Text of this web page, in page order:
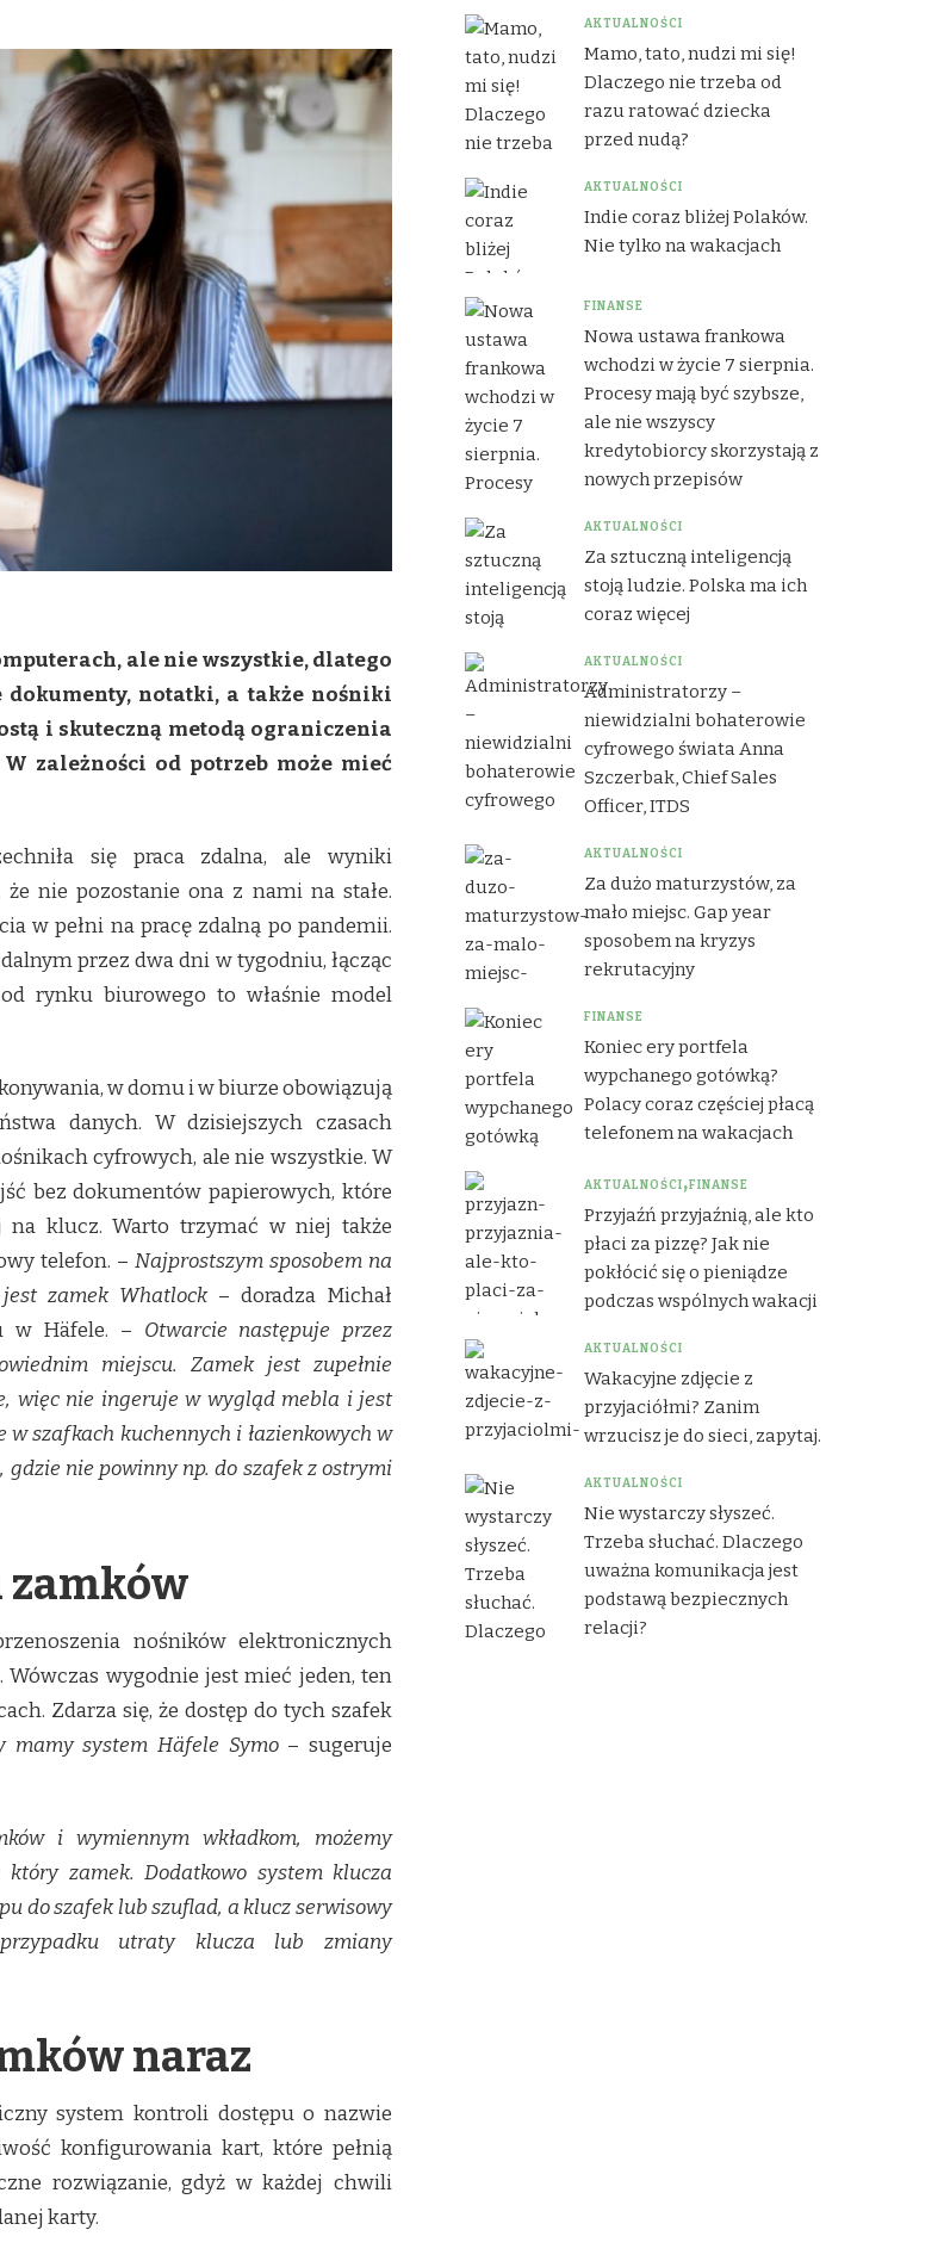
ale nie wszystkie, dlatego
notatki, a także nośniki
i skuteczną metodą ograniczenia
zależności od potrzeb może mieć
się praca zdalna, ale wyniki
nie pozostanie ona z nami na stałe.
w pełni na pracę zdalną po pandemii.
przez dwa dni w tygodniu, łącząc
rynku biurowego to właśnie model
w domu i w biurze obowiązują
danych. W dzisiejszych czasach
cyfrowych, ale nie wszystkie. W
bez dokumentów papierowych, które
na klucz. Warto trzymać w niej także
telefon. – Najprostszym sposobem na
zamek Whatlock– doradza Michał
w Häfele. – Otwarcie następuje przez
miejscu. Zamek jest zupełnie
więc nie ingeruje w wygląd mebla i jest
szafkach kuchennych i łazienkowych w
nie powinny np. do szafek z ostrymi
zamków
nośników elektronicznych
wygodnie jest mieć jeden, ten
Zdarza się, że dostęp do tych szafek
mamy system Häfele Symo– sugeruje
i wymiennym wkładkom, możemy
zamek. Dodatkowo system klucza
do szafek lub szuflad, a klucz serwisowy
utraty klucza lub zmiany
naraz
system kontroli dostępu o nazwie
konfigurowania kart, które pełnią
rozwiązanie, gdyż w każdej chwili
karty.
AKTUALNOŚCI
Mamo, tato, nudzi mi się!
Dlaczego nie trzeba od
razu ratować dziecka
przed nudą?
AKTUALNOŚCI
Indie coraz bliżej Polaków.
Nie tylko na wakacjach
FINANSE
Nowa ustawa frankowa
wchodzi w życie 7 sierpnia.
Procesy mają być szybsze,
ale nie wszyscy
kredytobiorcy skorzystają z
nowych przepisów
AKTUALNOŚCI
Za sztuczną inteligencją
stoją ludzie. Polska ma ich
coraz więcej
AKTUALNOŚCI
Administratorzy –
niewidzialni bohaterowie
cyfrowego świata Anna
Szczerbak, Chief Sales
Officer, ITDS
AKTUALNOŚCI
Za dużo maturzystów, za
mało miejsc. Gap year
sposobem na kryzys
rekrutacyjny
FINANSE
Koniec ery portfela
wypchanego gotówką?
Polacy coraz częściej płacą
telefonem na wakacjach
AKTUALNOŚCI FINANSE
Przyjaźń przyjaźnią, ale kto
płaci za pizzę? Jak nie
pokłócić się o pieniądze
podczas wspólnych wakacji
AKTUALNOŚCI
Wakacyjne zdjęcie z
przyjaciółmi? Zanim
wrzucisz je do sieci, zapytaj.
AKTUALNOŚCI
Nie wystarczy słyszeć.
Trzeba słuchać. Dlaczego
uważna komunikacja jest
podstawą bezpiecznych
relacji?